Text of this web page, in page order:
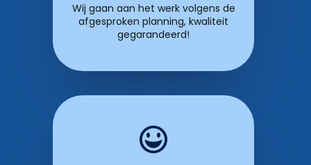
Wij gaan aan het werk volgens de
afgesproken planning, kwaliteit
gegarandeerd!